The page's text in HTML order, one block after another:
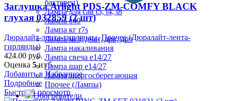
бактерец)
Лампа для сав t5, t4, t8
Лампа е40
Лампа кг r7s
Лампа мгл, днат, дрв, дрл
Лампа накаливания
Лампа свеча е14/27
Лампа шар е14/27
Лампа энергосберегающая
Прочее (Лампы)
Обогреватели
Заглушка Arlight PDS-ZM-COMFY BLACK
глухая 032859 (2 шт)
Дюралайт-лента-гирлянды,Прочее (Дюралайт-лента-
гирлянды)
424.00 руб.
Оценка 5из 5
Добавить в Избранное
Подробнее
Быстрый просмотр